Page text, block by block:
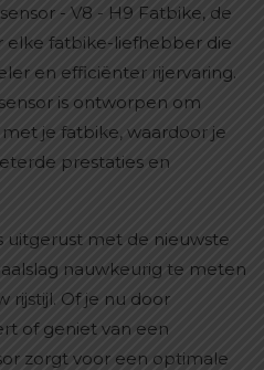
- V8 - H9 Fatbike, de
elke fatbike-liefhebber die
en efficiënter rijervaring.
is ontworpen om
je fatbike, waardoor je
prestaties en
uitgerust met de nieuwste
nauwkeurig te meten
rijstijl. Of je nu door
of geniet van een
zorgt voor een optimale